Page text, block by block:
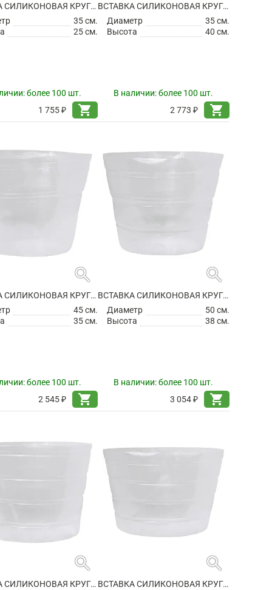
ВСТАВКА СИЛИКОНОВАЯ КРУГЛАЯ
35 см.
25 см.
более 100 шт.
1 755 ₽
shopping_cart
ВСТАВКА СИЛИКОНОВАЯ КРУГЛАЯ
Диаметр
35 см.
Высота
40 см.
В наличии:более 100 шт.
2 773 ₽
shopping_cart
search
ВСТАВКА СИЛИКОНОВАЯ КРУГЛАЯ
45 см.
35 см.
более 100 шт.
2 545 ₽
shopping_cart
search
ВСТАВКА СИЛИКОНОВАЯ КРУГЛАЯ
Диаметр
50 см.
Высота
38 см.
В наличии:более 100 шт.
3 054 ₽
shopping_cart
search
ВСТАВКА СИЛИКОНОВАЯ КРУГЛАЯ
search
ВСТАВКА СИЛИКОНОВАЯ КРУГЛАЯ